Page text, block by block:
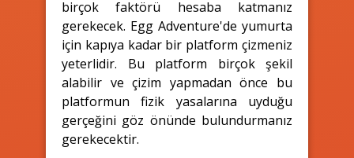
birçok faktörü hesaba katmanız
gerekecek. Egg Adventure'de yumurta
için kapıya kadar bir platform çizmeniz
yeterlidir. Bu platform birçok şekil
alabilir ve çizim yapmadan önce bu
platformun fizik yasalarına uyduğu
gerçeğini göz önünde bulundurmanız
gerekecektir.